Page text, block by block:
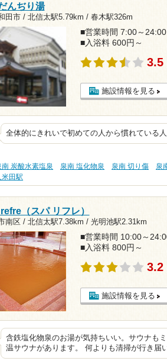
んぢり湯
田市 / 北信太駅5.79km / 春木駅326m
■営業時間 7:00～24:00
■入浴料 600円～
3.5
施設情報を見る
全体的にきれいで初めての人から慣れている
南 炭酸水素塩泉 泉南 塩化物泉 泉南 切り傷 泉
米田駅
（スパ リフレ）
南区 / 北信太駅7.38km / 光明池駅2.31km
■営業時間 10:00～
■入浴料 800円～
3.2
施設情報を見る
含鉄塩化物泉のお湯が気持ちいい。サウナも
温サウナがあります。 何よりも清掃が行き届